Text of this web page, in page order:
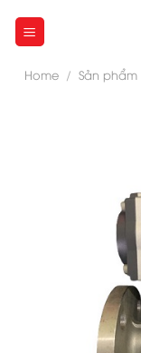
Home / Sản phẩm